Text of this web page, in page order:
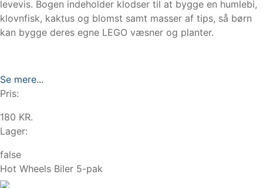
levevis. Bogen indeholder klodser til at bygge en humlebi,
klovnfisk, kaktus og blomst samt masser af tips, så børn
kan bygge deres egne LEGO væsner og planter.
Se mere...
Pris:
180 KR.
Lager:
false
Hot Wheels Biler 5-pak